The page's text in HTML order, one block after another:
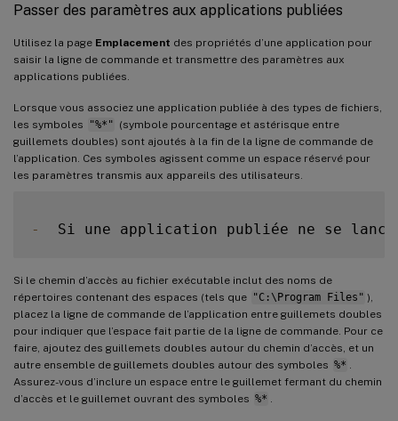
Passer des paramètres aux applications publiées
Utilisez la page Emplacement des propriétés d’une application pour
saisir la ligne de commande et transmettre des paramètres aux
applications publiées.
Lorsque vous associez une application publiée à des types de fichiers,
les symboles
"%*" (symbole pourcentage et astérisque entre
guillemets doubles) sont ajoutés à la fin de la ligne de commande de
l’application. Ces symboles agissent comme un espace réservé pour
les paramètres transmis aux appareils des utilisateurs.
-
Si une application publiée ne se
Si le chemin d’accès au fichier exécutable inclut des noms de
répertoires contenant des espaces (tels que "C:\Program Files" ),
placez la ligne de commande de l’application entre guillemets doubles
pour indiquer que l’espace fait partie de la ligne de commande. Pour ce
faire, ajoutez des guillemets doubles autour du chemin d’accès, et un
autre ensemble de guillemets doubles autour des symboles %*
Assurez-vous d’inclure un espace entre le guillemet fermant du chemin
d’accès et le guillemet ouvrant des symboles %*